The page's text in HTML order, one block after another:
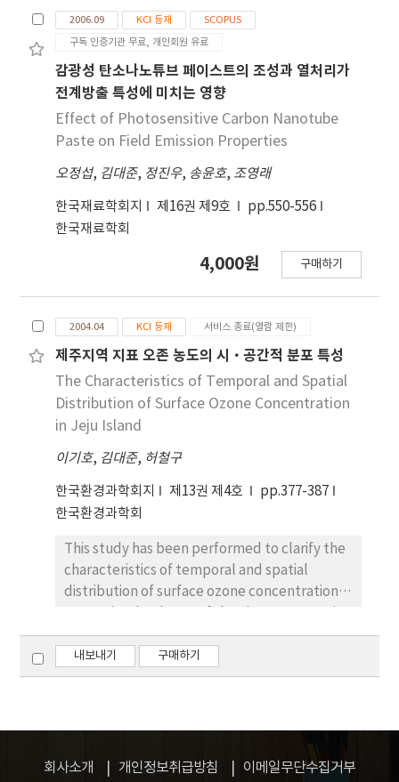
면,전작의 밀양과 답리작의 익산은 안정성이 비교적
낮았으며, 다른 지역은 평균 안정성 지역으로 나타났
다.7. 올보리 품종의 5개 지역에서 정곡수량에 미치는
수량구성요소의 기여도는 중북부 지역인 수원, 대전
과 답리작의 대구, 익산에서 m2당수수의 기여도가
매우 높았으며, 천립중은낮았다. 전·답리작 5개 지
역의 평균은 m2당수수 > 1수립수 >천립중 순서로 높
았다.
friendly PTCR thermistors with a high Curie
temperature (TC). Resulting thermistors
showeda perovskite structure with a
tetragonal symmetry. When sintered at
1200oC, the specimen had a uniform
microstructure withsmall grains. However,
abnormally grown grains started to appear at
1250oC and a homogeneous microstructure
with large grainswas exhibited when the
sintering temperature reached 1325oC. When
the temperature exceeded 1325oC, the grain
growth wasinhibited due to the numerous
nucleation sites generated at the extremely
Na2Ti6O13 isresponsible for the grain growth
of the 0.94BaTiO3-0.06(Bi0.5Na0.5)TiO3
ceramics by forming a liquid phase during the
sinteringat around 1300oC. The grain growth
of the BBNT-NT001 ceramics was
significantly correlated with a decrease of
resistivity.All the specimens were observed
sample sintered at 1200oC. The BBNT-
NT001ceramics had significantly decreased
increasing sintering temperature at from
1200oC to1325oC. Especially, the BBNT-
resistivityat room temperature (122Ω·cm),
high resistivity jump (1.28×104), high
2006.09 KCI 등재
SCOPUS
구독 인증기관 무료, 개인회원 유료
감광성 탄소나노튜브 페이스트의 조성과 열처리가
전계방출 특성에 미치는 영향
Effect of Photosensitive Carbon Nanotube
Paste on Field Emission Properties
오정섭, 김대준, 정진우, 송윤호, 조영래
한국재료학회지 제16권 제9호
pp.550-556
한국재료학회
4,000원 구매하기
2004.04 KCI 등재 서비스 종료(열람 제한)
제주지역 지표 오존 농도의 시·공간적 분포 특성
The Characteristics of Temporal and Spatial
Distribution of Surface Ozone Concentration
in Jeju Island
이기호, 김대준, 허철구
한국환경과학회지 제13권 제4호
pp.377-387
한국환경과학회
This study has been performed to clarify the
characteristics of temporal and spatial
distribution of surface ozone concentration
Korea with low emissions of air pollutants.
Ozone data are monitored at four sites in Jeju
Island. These monitoring sites are located at
forest site(Chuna site). Ozone data has been
routinely collected at these sites for the late
내보내기 구매하기
회사소개 개인정보취급방침 이메일무단수집거부